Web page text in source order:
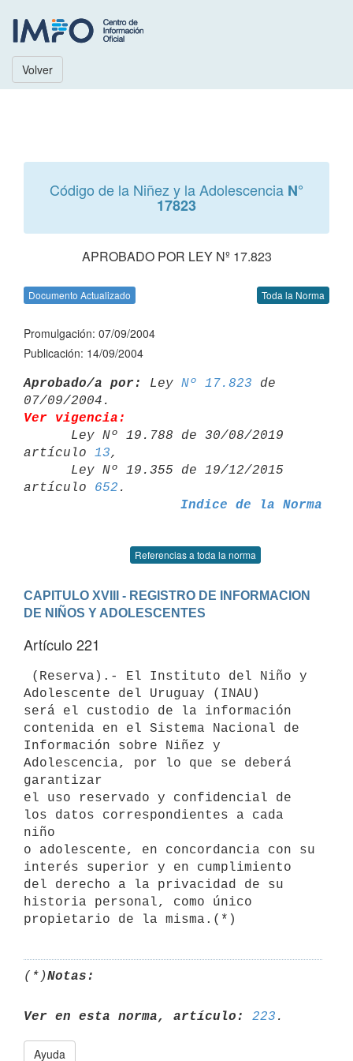
Volver
Código de la Niñez y la Adolescencia N°
17823
APROBADO POR LEY Nº 17.823
Documento Actualizado Toda la Norma
Promulgación: 07/09/2004
Publicación: 14/09/2004
Aprobado/a por: Ley Nº 17.823 de
Ver vigencia:
artículo 13,
artículo 652
Indice de la Norma
Referencias a toda la norma
CAPITULO XVIII - REGISTRO DE INFORMACION
DE NIÑOS Y ADOLESCENTES
Artículo 221
Adolescente del Uruguay (INAU)
será el custodio de la información
contenida en el Sistema Nacional de
Información sobre Niñez y
Adolescencia, por lo que se deberá
garantizar
el uso reservado y confidencial de
los datos correspondientes a cada
niño
o adolescente, en concordancia con su
interés superior y en cumplimiento
del derecho a la privacidad de su
historia personal, como único
(*)Notas:
Ver en esta norma, artículo: 223
Ayuda